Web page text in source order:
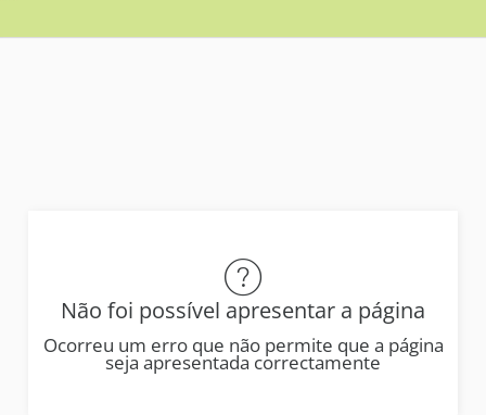
Não foi possível apresentar a página
Ocorreu um erro que não permite que a página
seja apresentada correctamente